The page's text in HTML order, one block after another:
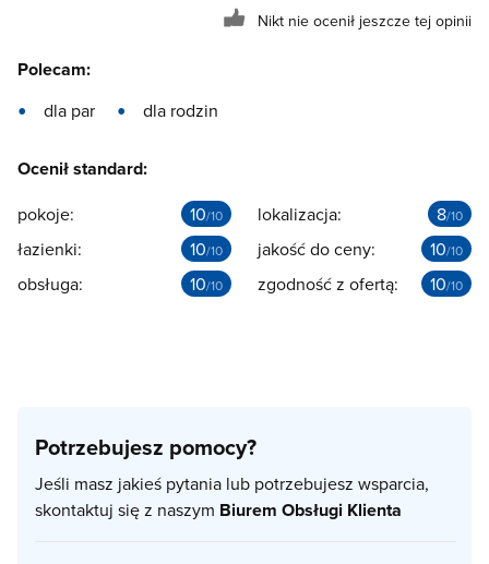
Nikt nie ocenił jeszcze tej opinii
Polecam:
dla par dla rodzin
Ocenił standard:
pokoje: 10/10
łazienki: 10/10
obsługa: 10/10
lokalizacja: 8/10
jakość do ceny: 10/10
zgodność z ofertą: 10/10
Potrzebujesz pomocy?
Jeśli masz jakieś pytania lub potrzebujesz wsparcia,
skontaktuj się z naszym Biurem Obsługi Klienta